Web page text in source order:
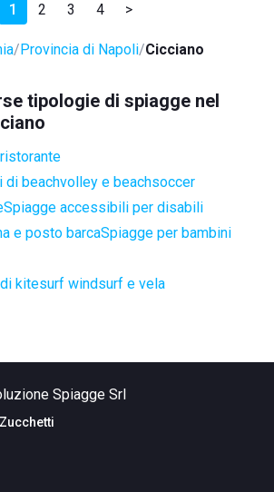
1 2 3 4 >
Provincia di Napoli Cicciano
tipologie di spiagge nel
di beachvolley e beachsoccer
Spiagge accessibili per disabili
e posto barcaSpiagge per bambini
kitesurf windsurf e vela
Spiagge Srl